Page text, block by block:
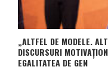
„ALTFEL DE MODELE.
DISCURSURI
EGALITATEA DE GEN